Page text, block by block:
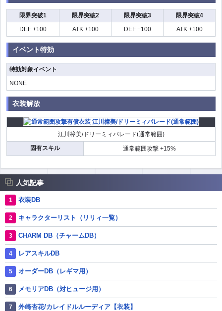
限界突破1 限界突破2 限界突破3
限界突破4
DEF +100
ATK +100 DEF +100 ATK +100
イベント特効
特効対象イベント
NONE
衣装解放
江川樟美/ドリーミィパレード(通常範囲)
固有スキル
通常範囲攻撃 +15%
人気記事
衣装DB
キャラクターリスト（リリィ一覧）
CHARM DB（チャームDB）
レアスキルDB
オーダーDB（レギマ用）
メモリアDB（対ヒュージ用）
外崎杏花/カレイドルルーディア【衣装】